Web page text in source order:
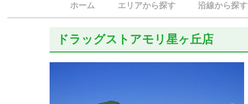
ホーム エリアから探す 沿線から探す
ドラッグストアモリ星ヶ丘店